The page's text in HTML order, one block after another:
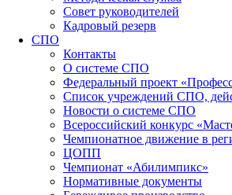
Совет руководителей
Кадровый резерв
СПО
Контакты
О системе СПО
Федеральный проект
Список учреждений СПО,
Новости о системе СПО
Всероссийский конкурс
Чемпионатное движение в
ЦОПП
Чемпионат «Абилимпикс»
Нормативные документы